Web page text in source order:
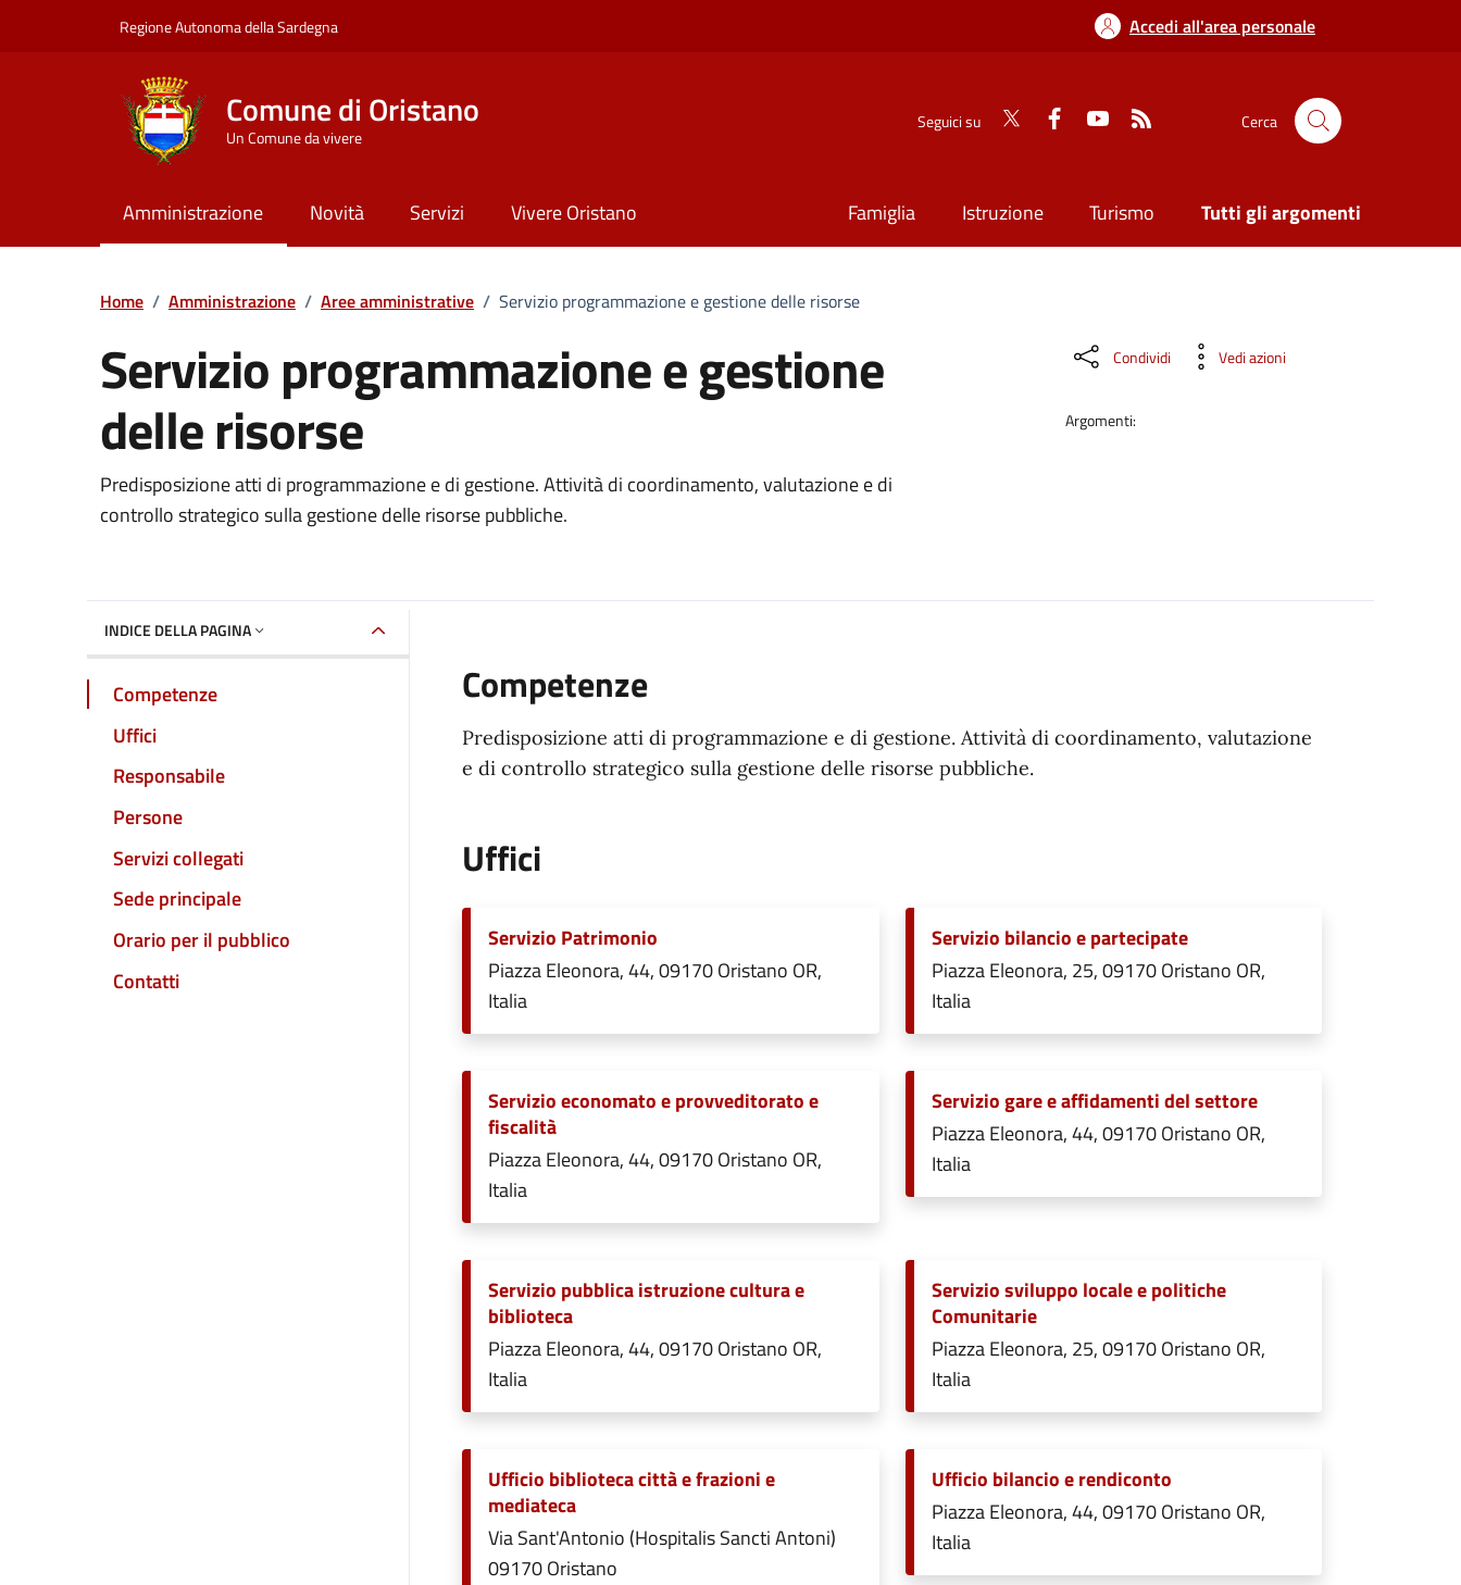
Regione Autonoma della Sardegna Accedi all'area personale
Comune di Oristano
Un Comune da vivere
Seguici su Cerca
Amministrazione Novità Servizi Vivere Oristano Famiglia Istruzione Turismo Tutti gli argomenti
Home / Amministrazione / Aree amministrative / Servizio programmazione e gestione delle risorse
Servizio programmazione e gestione
delle risorse
Dettaglio dell'unità organizzativa
Predisposizione atti di programmazione e di gestione. Attività di coordinamento, valutazione e di
controllo strategico sulla gestione delle risorse pubbliche.
Condividi Vedi azioni
Argomenti:
INDICE DELLA PAGINA
Competenze
Uffici
Responsabile
Persone
Servizi collegati
Sede principale
Orario per il pubblico
Contatti
Competenze
Predisposizione atti di programmazione e di gestione. Attività di coordinamento, valutazione
e di controllo strategico sulla gestione delle risorse pubbliche.
Uffici
Servizio Patrimonio
Piazza Eleonora, 44, 09170 Oristano OR,
Italia
Servizio bilancio e partecipate
Piazza Eleonora, 25, 09170 Oristano OR,
Italia
Servizio economato e provveditorato e
fiscalità
Piazza Eleonora, 44, 09170 Oristano OR,
Italia
Servizio gare e affidamenti del settore
Piazza Eleonora, 44, 09170 Oristano OR,
Italia
Servizio pubblica istruzione cultura e
biblioteca
Piazza Eleonora, 44, 09170 Oristano OR,
Italia
Servizio sviluppo locale e politiche
Comunitarie
Piazza Eleonora, 25, 09170 Oristano OR,
Italia
Ufficio biblioteca città e frazioni e
mediateca
Via Sant'Antonio (Hospitalis Sancti Antoni)
09170 Oristano
Ufficio bilancio e rendiconto
Piazza Eleonora, 44, 09170 Oristano OR,
Italia